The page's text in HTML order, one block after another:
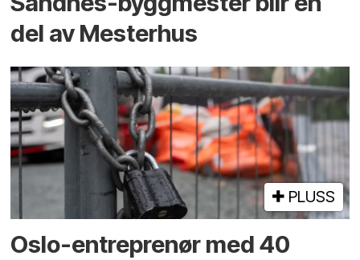
del av Mesterhus
PLUSS
Oslo-entreprenør med 40